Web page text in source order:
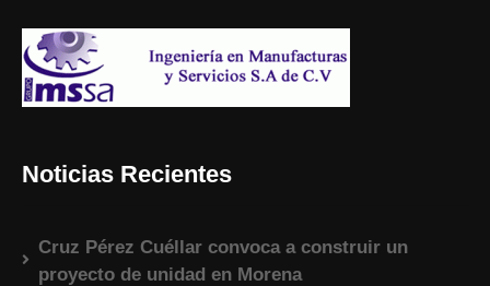
Noticias Recientes
Cruz Pérez Cuéllar convoca a construir un
proyecto de unidad en Morena